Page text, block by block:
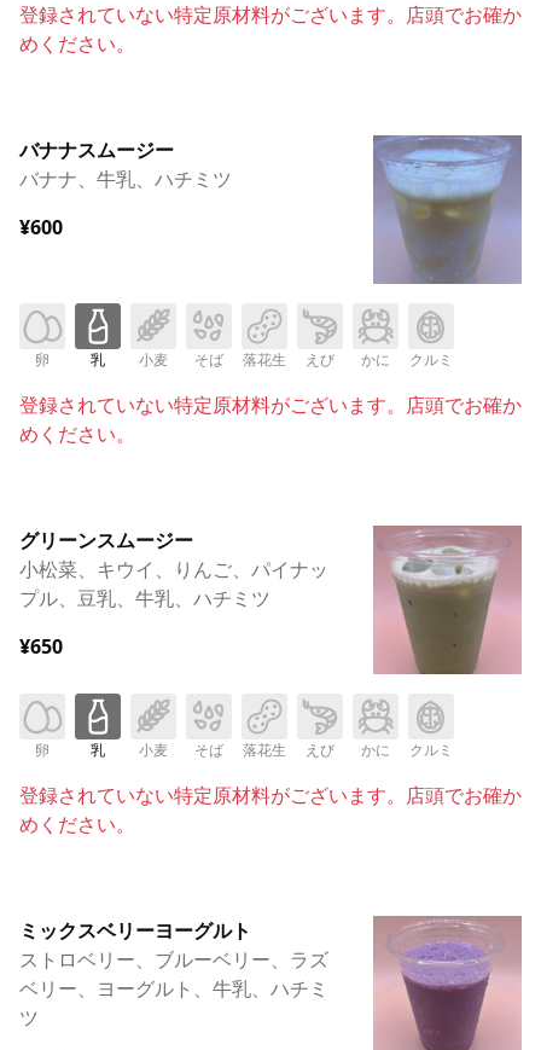
登録されていない特定原材料がございます。店頭でお確か
めください。
バナナスムージー
バナナ、牛乳、ハチミツ
¥600
卵 乳 小麦 そば 落花生 えび かに クルミ
登録されていない特定原材料がございます。店頭でお確か
めください。
グリーンスムージー
小松菜、キウイ、りんご、パイナッ
プル、豆乳、牛乳、ハチミツ
¥650
卵 乳 小麦 そば 落花生 えび かに クルミ
登録されていない特定原材料がございます。店頭でお確か
めください。
ミックスベリーヨーグルト
ストロベリー、ブルーベリー、ラズ
ベリー、ヨーグルト、牛乳、ハチミ
ツ